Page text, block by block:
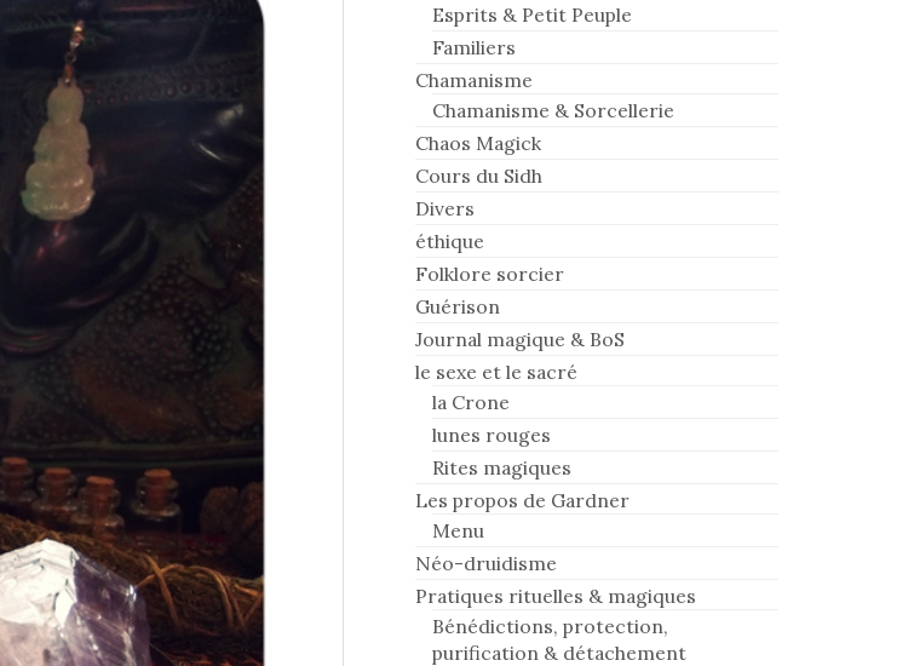
Esprits & Petit Peuple
Familiers
Chamanisme
Chamanisme & Sorcellerie
Chaos Magick
Cours du Sidh
Divers
éthique
Folklore sorcier
Guérison
Journal magique & BoS
le sexe et le sacré
la Crone
lunes rouges
Rites magiques
Les propos de Gardner
Menu
Néo-druidisme
Pratiques rituelles & magiques
Bénédictions, protection,
purification & détachement